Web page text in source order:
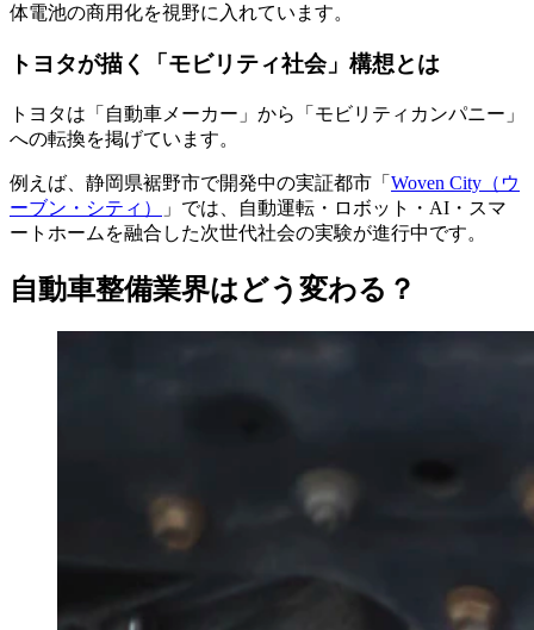
体電池の商用化を視野に入れています。
トヨタが描く「モビリティ社会」構想とは
トヨタは「自動車メーカー」から「モビリティカンパニー」
への転換を掲げています。
例えば、静岡県裾野市で開発中の実証都市「 Woven City（ウ
ーブン・シティ）
」では、自動運転・ロボット・AI・スマ
ートホームを融合した次世代社会の実験が進行中です。
自動車整備業界はどう変わる？